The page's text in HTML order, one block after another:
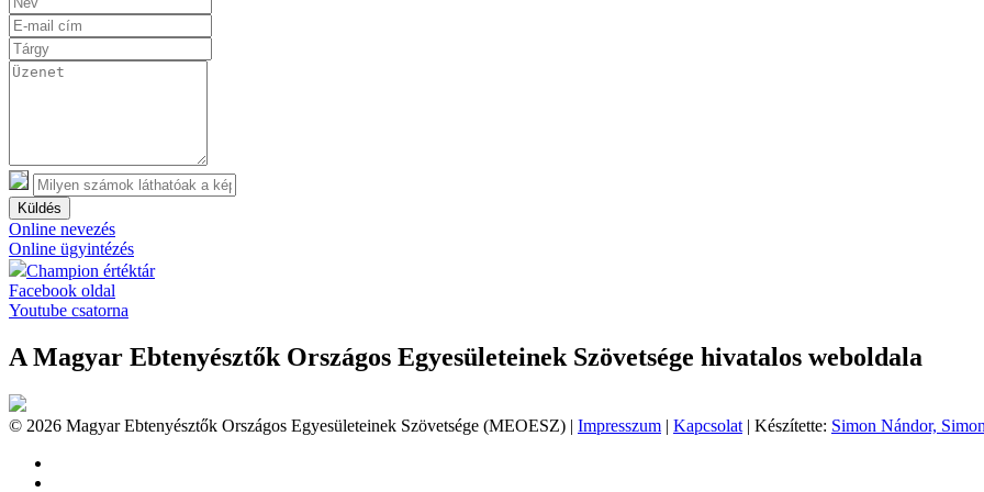
Küldés
Online nevezés
Online ügyintézés
Champion értéktár
Facebook oldal
Youtube csatorna
A Magyar Ebtenyésztők Országos Egyesületeinek Szövetsége hivatalos weboldala
© 2026 Magyar Ebtenyésztők Országos Egyesületeinek Szövetsége (MEOESZ) | Impresszum | Kapcsolat | Készítette: Simon Nándor,